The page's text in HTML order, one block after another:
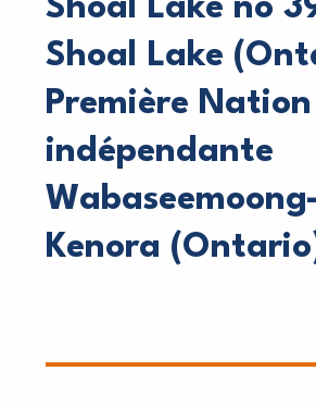
Shoal Lake no
Shoal Lake
Première Nation
indépendante
Kenora